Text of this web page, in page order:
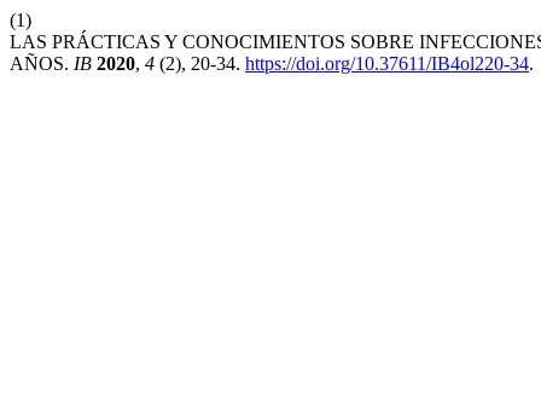
(1)
LAS PRÁCTICAS Y CONOCIMIENTOS SOBRE
AÑOS. IB 2020, 4 (2), 20-34. https://doi.org/10.37611/IB4ol220-34.